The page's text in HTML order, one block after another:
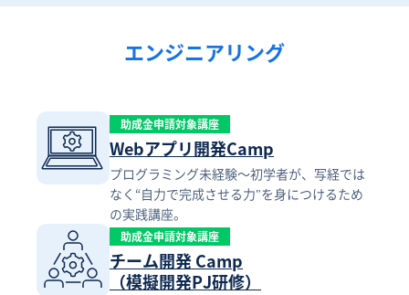
エンジニアリング
助成金申請対象講座
Webアプリ開発Camp
プログラミング未経験〜初学者が、写経では
なく“自力で完成させる力"を身につけるため
の実践講座。
助成金申請対象講座
チーム開発 Camp
（模擬開発PJ研修）